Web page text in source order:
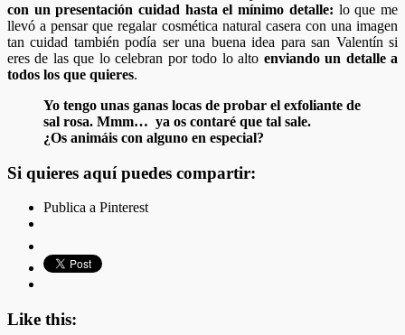
con un presentación cuidad hasta el mínimo detalle: lo que me
llevó a pensar que regalar cosmética natural casera con una imagen
tan cuidad también podía ser una buena idea para san Valentín si
eres de las que lo celebran por todo lo alto enviando un detalle a
todos los que quieres.
Yo tengo unas ganas locas de probar el exfoliante de
sal rosa. Mmm… ya os contaré que tal sale.
¿Os animáis con alguno en especial?
Si quieres aquí puedes compartir:
Publica a Pinterest
Like this: